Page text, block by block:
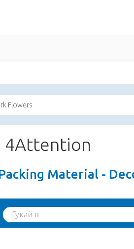
Flowers
4Attention
Material -